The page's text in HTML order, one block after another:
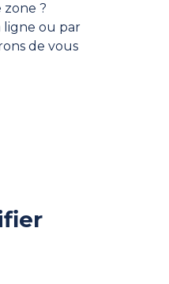
zone ?
ligne ou par
de vous